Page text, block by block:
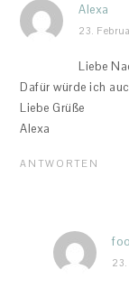
Alexa
23.
Liebe
Dafür würde ich
Liebe Grüße
Alexa
ANTWORTEN